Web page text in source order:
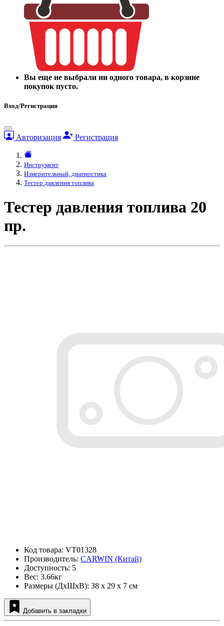
Вы еще не выбрали ни одного товара, в корзине
покупок пусто.
Вход/Регистрация
Авторизация Регистрация
Инструмент
Измерительный, диагностика
Тестер давления топлива
Тестер давления топлива 20
пр.
Код товара: VT01328
Производитель: CARWIN (Китай)
Доступность: 5
Вес: 3.66кг
Размеры (ДxШxВ): 38 x 29 x 7 см
Добавить в закладки